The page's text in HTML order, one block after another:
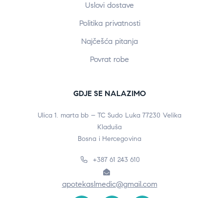
Uslovi dostave
Politika privatnosti
Najčešća pitanja
Povrat robe
GDJE SE NALAZIMO
Ulica 1. marta bb – TC Sudo Luka 77230 Velika
Kladuša
Bosna i Hercegovina
+387 61 243 610
apotekaslmedic@gmail.com